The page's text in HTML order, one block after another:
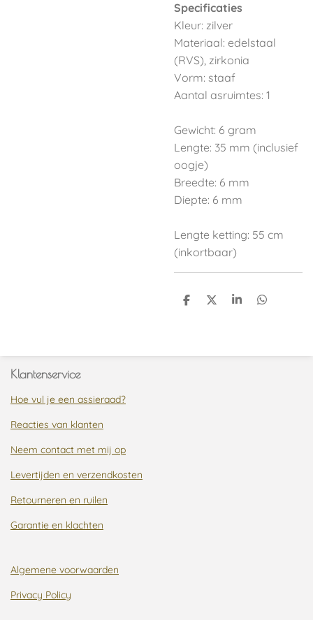
Specificaties
Kleur: zilver
Materiaal: edelstaal
(RVS), zirkonia
Vorm: staaf
Aantal asruimtes: 1
Gewicht: 6 gram
Lengte: 35 mm (inclusief
oogje)
Breedte: 6 mm
Diepte: 6 mm
Lengte ketting: 55 cm
(inkortbaar)
D
D
S
D
Klantenservice
Hoe vul je een assieraad?
Reacties van klanten
Neem contact met mij op
Levertijden en verzendkosten
Retourneren en ruilen
Garantie en klachten
Algemene voorwaarden
Privacy Policy